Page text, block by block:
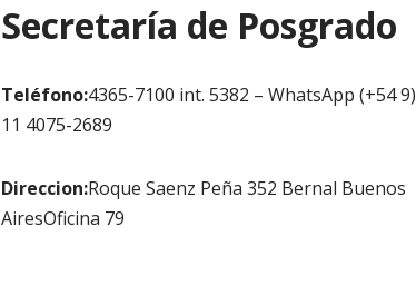
Secretaría de Posgrado
Teléfono:4365-7100 int. 5382 – WhatsApp (+54 9)
11 4075-2689
Direccion:Roque Saenz Peña 352 Bernal Buenos
AiresOficina 79